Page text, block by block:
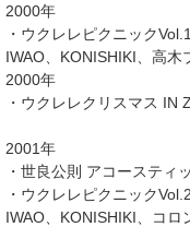
2000年
・ウクレレピクニック
IWAO、KONISHIKI、高木
2000年
・ウクレレクリスマス IN
2001年
・世良公則 アコースティ
・ウクレレピクニック
IWAO、KONISHIKI、コロ